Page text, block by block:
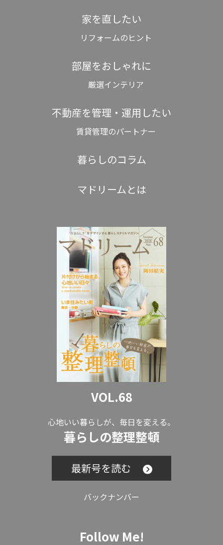
家を直したい
リフォームのヒント
部屋をおしゃれに
厳選インテリア
不動産を管理・運用したい
賃貸管理のパートナー
暮らしのコラム
マドリームとは
VOL.68
心地いい暮らしが、毎日を変える。
暮らしの整理整頓
最新号を読む
バックナンバー
Follow Me!